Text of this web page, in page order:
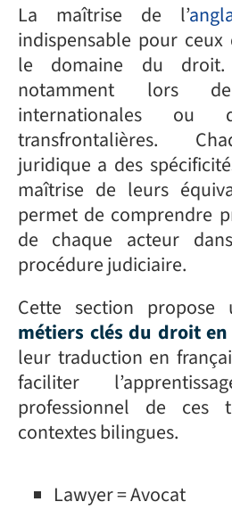
La maîtrise de l’
indispensable pour
le domaine du droit.
notamment lors de
internationales ou
transfrontalières.
juridique a des
maîtrise de leurs
permet de comprendre
de chaque acteur
procédure judiciaire.
Cette section
métiers clés du droit
leur traduction en
faciliter
professionnel de ces
contextes bilingues.
Lawyer = Avocat